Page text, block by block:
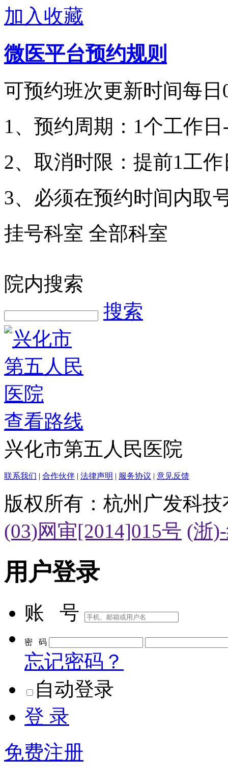
加入收藏
微医平台预约规则
可预约班次更新时间每日
1、预约周期：1个工作
2、取消时限：提前1工作
3、必须在预约时间内取
挂号科室 全部科室
院内搜索
搜索
查看路线
兴化市第五人民医院
联系我们 | 合作伙伴 | 法律声明 | 服务协议 | 意见反馈
版权所有：杭州广发科
(03)网审[2014]015号 (浙
用户登录
账 号
密 码
忘记密码？
自动登录
登 录
免费注册